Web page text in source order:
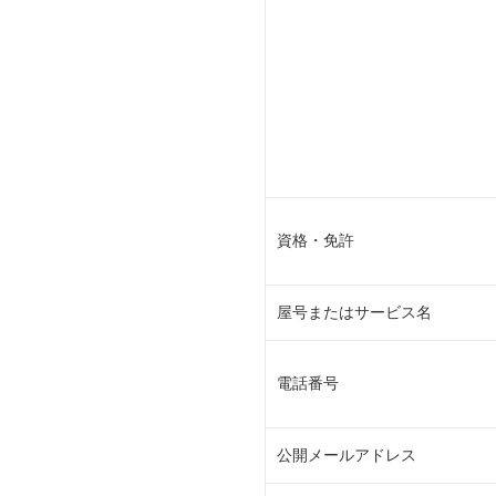
資格・免許
屋号またはサービス名
電話番号
公開メールアドレス